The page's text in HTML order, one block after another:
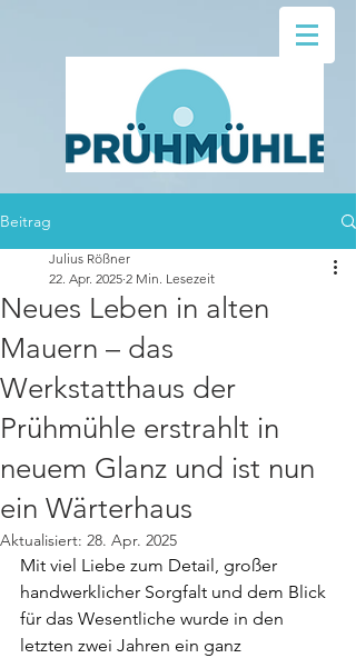
Beitrag
Neues Leben in alten
Mauern – das
Werkstatthaus der
Prühmühle erstrahlt in
neuem Glanz und ist nun
ein Wärterhaus
Julius Rößner
22. Apr. 2025 2 Min. Lesezeit
Aktualisiert: 28. Apr. 2025
Mit viel Liebe zum Detail, großer
handwerklicher Sorgfalt und dem Blick
für das Wesentliche wurde in den
letzten zwei Jahren ein ganz